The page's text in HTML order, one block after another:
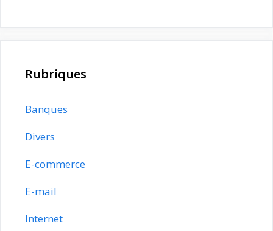
Rubriques
Banques
Divers
E-commerce
E-mail
Internet